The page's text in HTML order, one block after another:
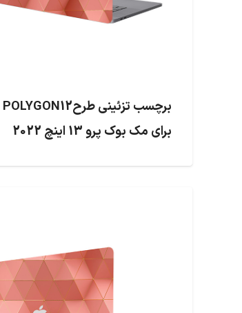
برای مک بوک پرو 13 اینچ 2022